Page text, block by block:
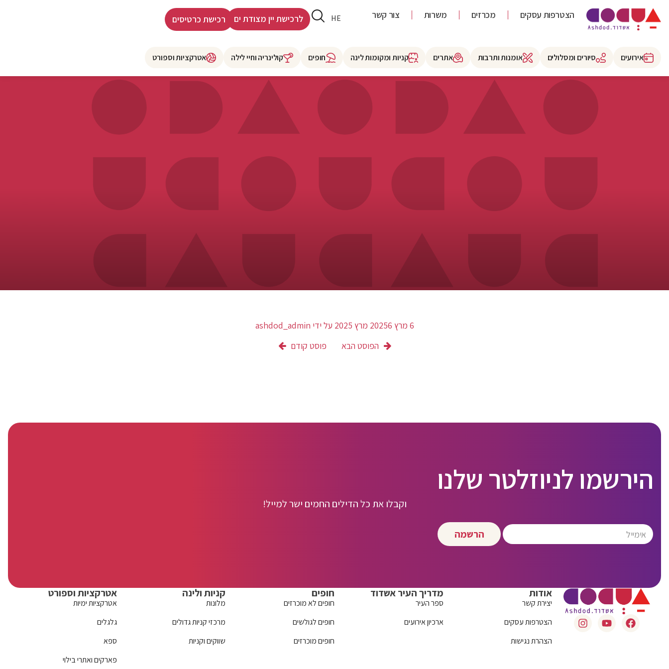
הצטרפות עסקים מכרזים משרות צור קשר HE
RU
לרכישת יין מצודת ים רכישת כרטיסים
אירועים סיורים ומסלולים אומנות ותרבות אתרים קניות ומקומות לינה חופים קולינריה וחיי לילה אטרקציות וספורט
6 מרץ 2025 6 מרץ 2025 על ידי ashdod_admin
פוסט קודם
הפוסט הבא
הירשמו לניוזלטר שלנו
וקבלו את כל הדילים החמים ישר למייל!
הרשמה
אודות
יצירת קשר
הצטרפות עסקים
הצהרת נגישות
מדריך העיר אשדוד
ספר העיר
ארכיון אירועים
חופים
חופים לא מוכרזים
חופים לגולשים
חופים מוכרזים
קניות ולינה
מלונות
מרכזי קניות גדולים
שווקים וקניות
אטרקציות וספורט
אטרקציות ימיות
גלגלים
ספא
פארקים ואתרי בילוי